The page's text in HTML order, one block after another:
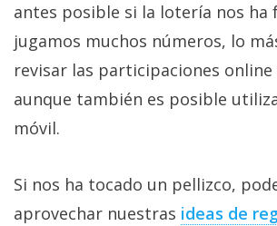
Contacto
/
Sobre
nosotros
/
Publicidad
Cambiar
opciones
antes posible si la lotería nos ha
jugamos muchos números, lo
revisar las participaciones online
aunque también es posible
móvil.
Si nos ha tocado un pellizco,
aprovechar nuestras ideas de